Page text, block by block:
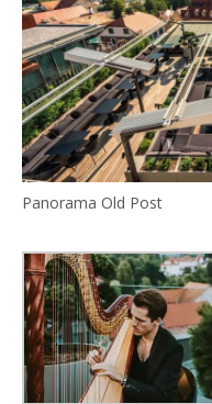
Panorama Old Post